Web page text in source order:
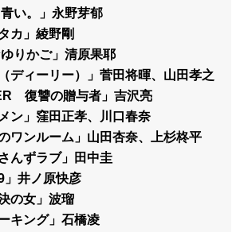
い。」永野芽郁
カ」綾野剛
りかご」清原果耶
ディーリー）」菅田将暉、山田孝之
復讐の贈与者」吉沢亮
ン」窪田正孝、川口春奈
ワンルーム」山田杏奈、上杉柊平
んずラブ」田中圭
」井ノ原快彦
の女」波瑠
キング」石橋凌